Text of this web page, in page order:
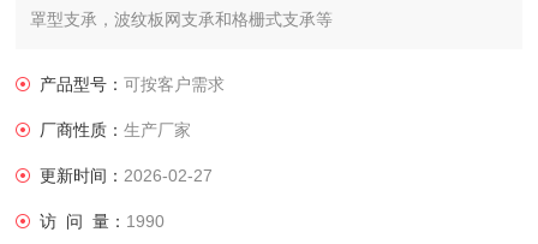
罩型支承，波纹板网支承和格栅式支承等
产品型号：可按客户需求
厂商性质：生产厂家
更新时间： 2026-02-27
访 问 量： 1990